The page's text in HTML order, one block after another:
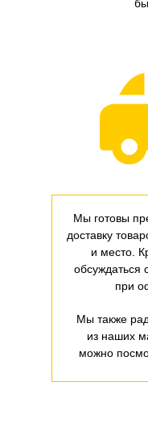
Мы готовы
доставку
и место.
обсуждаться
при
Мы также
из наших
можно